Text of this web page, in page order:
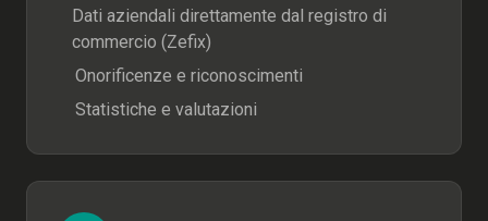
Dati aziendali direttamente dal registro di
commercio (Zefix)
Onorificenze e riconoscimenti
Statistiche e valutazioni